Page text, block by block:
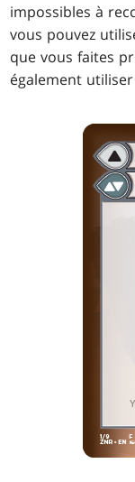
impossibles à
vous pouvez
que vous faites
également